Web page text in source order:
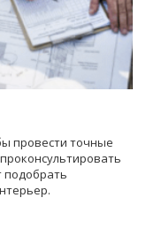
провести точные